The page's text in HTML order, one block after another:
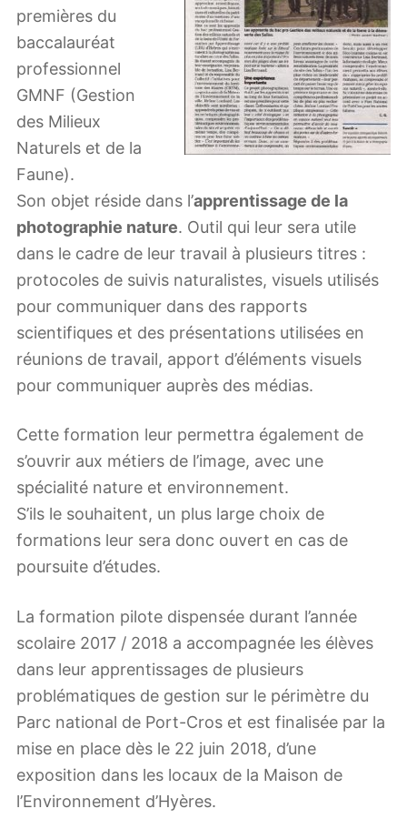
premières du
baccalauréat
professionnel
GMNF (Gestion
des Milieux
Naturels et de la
Faune).
Son objet réside dans l’apprentissage de la
photographie nature. Outil qui leur sera utile
dans le cadre de leur travail à plusieurs titres :
protocoles de suivis naturalistes, visuels utilisés
pour communiquer dans des rapports
scientifiques et des présentations utilisées en
réunions de travail, apport d’éléments visuels
pour communiquer auprès des médias.
Cette formation leur permettra également de
s’ouvrir aux métiers de l’image, avec une
spécialité nature et environnement.
S’ils le souhaitent, un plus large choix de
formations leur sera donc ouvert en cas de
poursuite d’études.
La formation pilote dispensée durant l’année
scolaire 2017 / 2018 a accompagnée les élèves
dans leur apprentissages de plusieurs
problématiques de gestion sur le périmètre du
Parc national de Port-Cros et est finalisée par la
mise en place dès le 22 juin 2018, d’une
exposition dans les locaux de la Maison de
l’Environnement d’Hyères.